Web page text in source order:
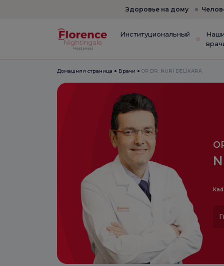
Здоровье на дому
Институциональный
Наши
Домашняя страница Врачи OP.DR. NURİ DELİKARA